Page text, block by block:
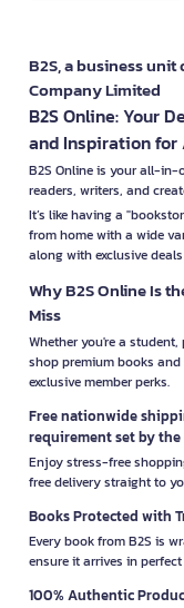
B2S, a business
Company Limited
B2S Online: Your
and Inspiration for
B2S Online is your all-
readers, writers, and
It’s like having a
from home with a wide
along with exclusive
Why B2S Online Is
Miss
Whether you're a
shop premium books
exclusive member perks.
Free nationwide
requirement set by the
Enjoy stress-free
free delivery straight to
Books Protected with
Every book from B2S is
ensure it arrives in
100% Authentic